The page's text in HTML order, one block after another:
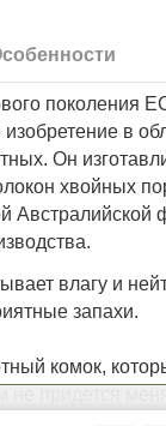
поколения
в
Он
хвойных
Австралийской
влагу и
запахи.
комок,